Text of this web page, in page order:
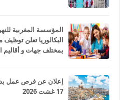
البكالوريا تعلن توظيف
بمختلف جهات و أقاليم
إعلان عن فرص عمل
17 غشت 2026